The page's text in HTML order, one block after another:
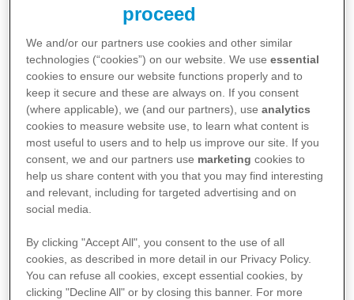
Pfizer ve Washington Üniversitesi Tıp Fakültesi
İşbirliği kapsamında Pfizer tarafından, üniversitenin
bilim adamlarına 500’ün üzerinde mevcut ve
geliştirilmekte olan moleküllerle ilgili araştırma
verilerine erişim imkanı verilecek.
Anlaşma kapsamında üniversitenin uluslararası
alanda bilimsel uzmanlığıyla ünlü olduğu alzheimer,
kanser, astım ve kronik obstrüktif akciğer hastalığı,
diyabet ve ilişkili metabolik bozukluklar gibi geniş bir
yelpazede ortaklaşa öneri, tasarım ve araştırma
yapmak üzere Pfizer ve Washington
proceed
We and/or our partners use cookies and other similar
technologies (“cookies”) on our website. We useessential
cookies to ensure our website functions properly and to
keep it secure and these are always on. If you consent
(where applicable), we (and our partners), useanalytics
cookies to measure website use, to learn what content is
most useful to users and to help us improve our site. If you
consent, we and our partners use marketing cookies to
help us share content with you that you may find interesting
and relevant, including for targeted advertising and on
social media.
By clicking "Accept All", you consent to the use of all
cookies, as described in more detail in our Privacy Policy.
You can refuse all cookies, except essential cookies, by
clicking "Decline All" or by closing this banner. For more